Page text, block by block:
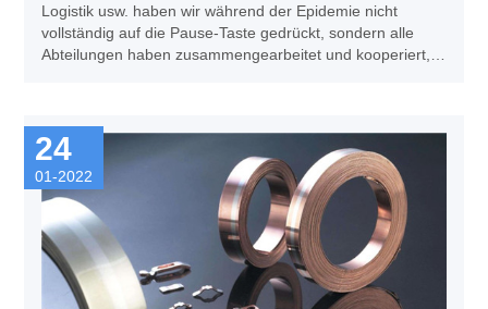
Logistik usw. haben wir während der Epidemie nicht
vollständig auf die Pause-Taste gedrückt, sondern alle
Abteilungen haben zusammengearbeitet und kooperiert,
24
01-2022